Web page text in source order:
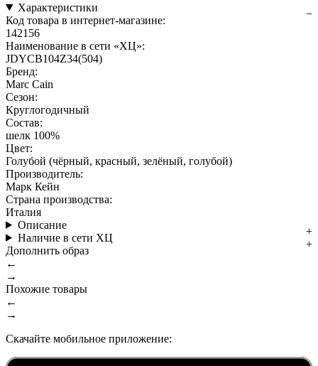
Характеристики
Код товара в интернет-магазине:
142156
Наименование в сети «ХЦ»:
JDYCB104Z34(504)
Бренд:
Marc Cain
Сезон:
Круглогодичный
Состав:
шелк 100%
Цвет:
Голубой (чёрный, красный, зелёный, голубой)
Производитель:
Марк Кейн
Страна производства:
Италия
Описание
Наличие в сети ХЦ
Дополнить образ
←
→
Похожие товары
←
→
Скачайте мобильное приложение: